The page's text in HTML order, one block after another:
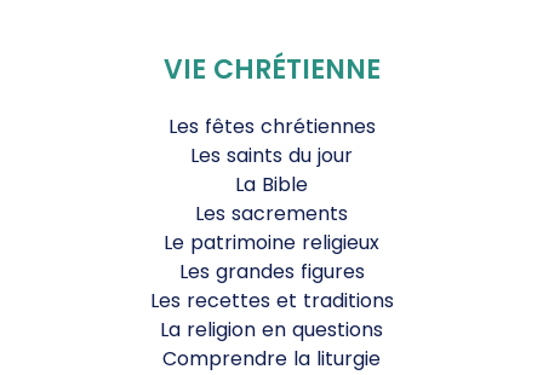
VIE CHRÉTIENNE
Les fêtes chrétiennes
Les saints du jour
La Bible
Les sacrements
Le patrimoine religieux
Les grandes figures
Les recettes et traditions
La religion en questions
Comprendre la liturgie